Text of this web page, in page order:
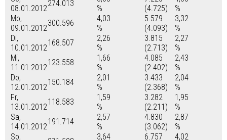
08.01.2012
274.013
%
(4.725)
%
Mo,
09.01.2012
300.596
4,03
%
5.579
(4.093)
3,32
%
Di,
10.01.2012
168.507
2,26
%
3.815
(2.713)
2,27
%
Mi,
11.01.2012
123.558
1,66
%
4.085
(2.402)
2,43
%
Do,
12.01.2012
150.184
2,01
%
3.433
(2.368)
2,04
%
Fr,
13.01.2012
118.583
1,59
%
3.282
(2.211)
1,95
%
Sa,
14.01.2012
191.714
2,57
%
4.830
(3.062)
2,87
%
So,
3,64
6.757
4,02